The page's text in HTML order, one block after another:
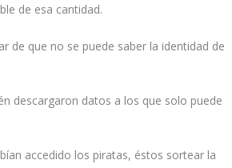
de esa cantidad.
de que no se puede saber la identidad de
descargaron datos a los que solo puede
accedido los piratas, éstos sortear la